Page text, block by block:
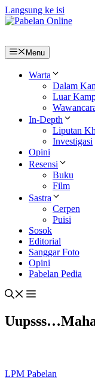
Langsung ke isi
Menu
Warta
Dalam
Luar
In-Depth
Liputan
Investigasi
Opini
Resensi
Buku
Film
Sastra
Cerpen
Puisi
Sosok
Editorial
Sanggar Foto
Opini
Pabelan Pedia
LPM Pabelan